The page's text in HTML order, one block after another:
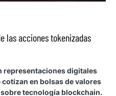
las acciones tokenizadas
representaciones digitales
en bolsas de valores
tecnología blockchain.